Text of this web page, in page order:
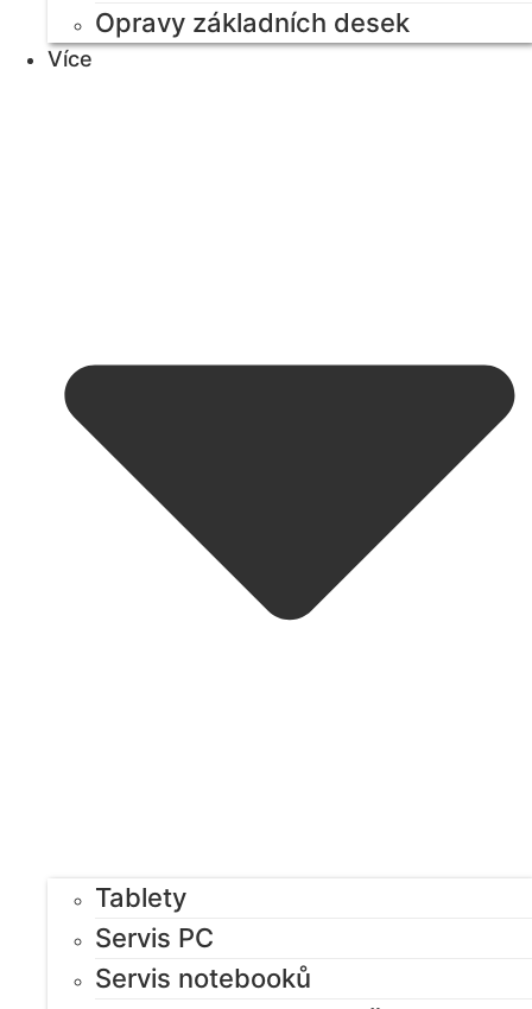
Opravy základních desek
Více
Tablety
Servis PC
Servis notebooků